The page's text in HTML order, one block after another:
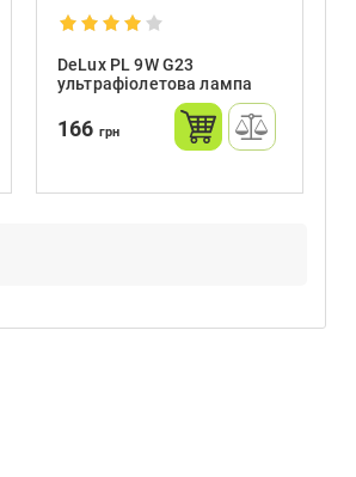
DeLux PL 9W G23
ультрафіолетова лампа
166 грн